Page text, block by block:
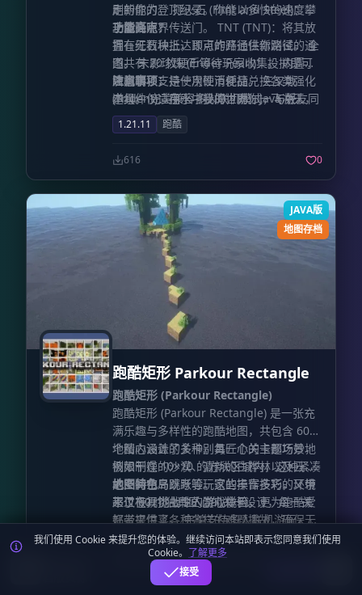
刷新你的登顶纪录。你能以多快的速度攀
上巅峰呢？
走的能力。 打火石 (Flint and Steel)：用
于激活下界传送门。 TNT (TNT)：将其放
置在红石块上，即可炸开通往新路径的通
道。 末影珍珠 (Ender Pearl)：投掷即可
瞬间转移，是一次性消耗品。 三叉戟
(Trident)：在水中投掷，助你一飞冲天，
同样为一次性用品。 铃铛 (Bell)：潜行
时，硬币会发出悦耳声响，助你轻松锁定
宝藏位置。
功能亮点：
拥有无数种抵达顶点的路径供你测试。 全
图共有 20 枚硬币等待玩家收集。 内置商
店机制，支持使用硬币便捷兑换各类强化
道具。 完美兼容多人联机模式，与好友同
台竞技。 引入排行榜系统，极大提升了游
戏的可重复游玩性。
注意事项：
本组件仅适用于《我的世界》Java 版。
1.21.11 跑酷
616 0
JAVA版
地图存档
跑酷矩形 Parkour Rectangle
跑酷矩形 (Parkour Rectangle)
跑酷矩形 (Parkour Rectangle) 是一张充
满乐趣与多样性的跑酷地图，共包含 60
个精心设计的关卡。每一个关卡都巧妙地
被限制在 10×10 的方块区域内，这种紧凑
的空间布局既考验玩家的操作技巧，又带
来了极具挑战性的游戏体验。
地图内涵盖了多种别具匠心的主题场景，
例如干燥的沙漠、清新的白桦林以及云端
之上的空岛跳跃等。这些丰富多彩的环境
不仅在视觉上令人赏心悦目，更为跑酷爱
好者提供了各种各样的难题挑战，确保无
论是新手还是资深玩家，都能在这张地图
中收获无尽的乐趣与成就感。
地图特色
超过 60 个独具匠心的关卡设计，每一关
都带来惊喜。 完美支持多人联机游玩，快
邀请好友一同竞技。 内置完善的排名系
统，极大地提升了游戏的重复可玩性。
等级排名时间表
玩家可以根据通关时间获得以下评价：
- 480 秒（8 分钟）
- 660 秒（11 分钟）
麦块迷APP - 在这里总会找到你喜欢的MC基
我们使用 Cookie 来提升您的体验。继续访问本站即表示您同意我们使用
Cookie。 了解更多
接受